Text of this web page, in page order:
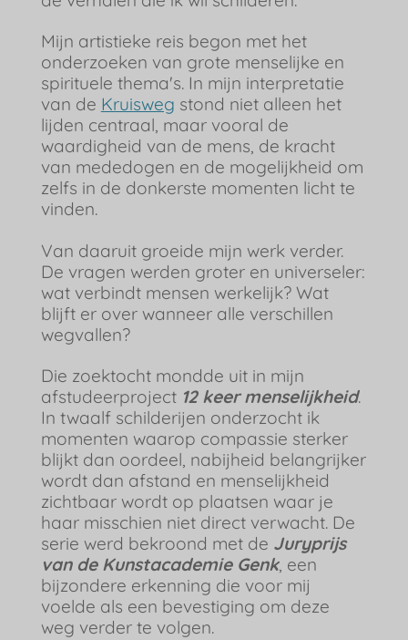
Mijn artistieke reis begon met het
onderzoeken van grote menselijke en
spirituele thema's. In mijn interpretatie
van de Kruisweg stond niet alleen het
lijden centraal, maar vooral de
waardigheid van de mens, de kracht
van mededogen en de mogelijkheid om
zelfs in de donkerste momenten licht te
vinden.
Van daaruit groeide mijn werk verder.
De vragen werden groter en universeler:
wat verbindt mensen werkelijk? Wat
blijft er over wanneer alle verschillen
wegvallen?
Die zoektocht mondde uit in mijn
afstudeerproject 12 keer menselijkheid.
In twaalf schilderijen onderzocht ik
momenten waarop compassie sterker
blijkt dan oordeel, nabijheid belangrijker
wordt dan afstand en menselijkheid
zichtbaar wordt op plaatsen waar je
haar misschien niet direct verwacht. De
serie werd bekroond met de Juryprijs
van de Kunstacademie Genk, een
bijzondere erkenning die voor mij
voelde als een bevestiging om deze
weg verder te volgen.